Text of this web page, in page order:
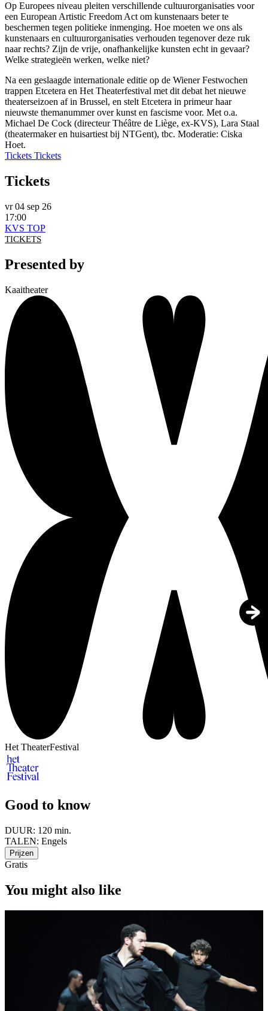
Op Europees niveau pleiten verschillende cultuurorganisaties voor
een European Artistic Freedom Act om kunstenaars beter te
beschermen tegen politieke inmenging. Hoe moeten we ons als
kunstenaars en cultuurorganisaties verhouden tegenover deze ruk
naar rechts? Zijn de vrije, onafhankelijke kunsten echt in gevaar?
Welke strategieën werken, welke niet?
Na een geslaagde internationale editie op de Wiener Festwochen
trappen Etcetera en Het Theaterfestival met dit debat het nieuwe
theaterseizoen af in Brussel, en stelt Etcetera in primeur haar
nieuwste themanummer over kunst en fascisme voor. Met o.a.
Michael De Cock (directeur Théâtre de Liège, ex-KVS), Lara Staal
(theatermaker en huisartiest bij NTGent), tbc. Moderatie: Ciska
Hoet.
Tickets Tickets
Tickets
vr 04 sep 26
17:00
KVS TOP
TICKETS
Presented by
Kaaitheater
Het TheaterFestival
Good to know
DUUR: 120 min.
TALEN: Engels
Prijzen
Gratis
You might also like